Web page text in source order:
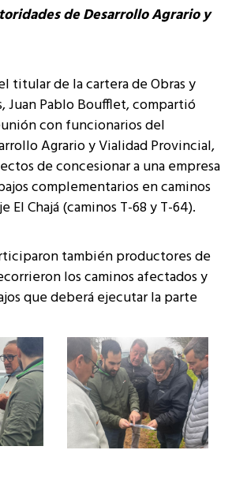
de Desarrollo Agrario y
titular de la cartera de Obras y
Juan Pablo Boufflet, compartió
con funcionarios del
Agrario y Vialidad Provincial,
de concesionar a una empresa
complementarios en caminos
El Chajá (caminos T-68 y T-64).
también productores de
los caminos afectados y
que deberá ejecutar la parte